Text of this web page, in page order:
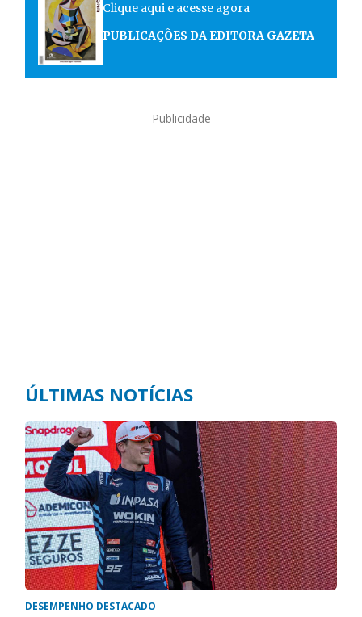
Clique aqui e acesse agora
PUBLICAÇÕES DA EDITORA GAZETA
Publicidade
ÚLTIMAS NOTÍCIAS
DESEMPENHO DESTACADO